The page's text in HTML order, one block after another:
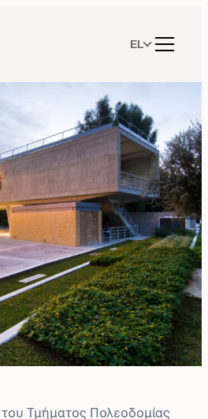
EL
του Τμήματος Πολεοδομίας